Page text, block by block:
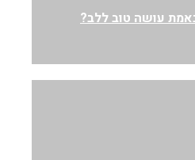
עושה טוב ללב?